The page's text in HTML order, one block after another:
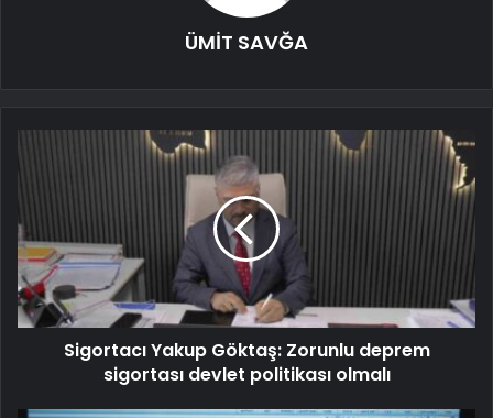
ÜMİT SAVĞA
Sigortacı Yakup Göktaş: Zorunlu deprem
sigortası devlet politikası olmalı